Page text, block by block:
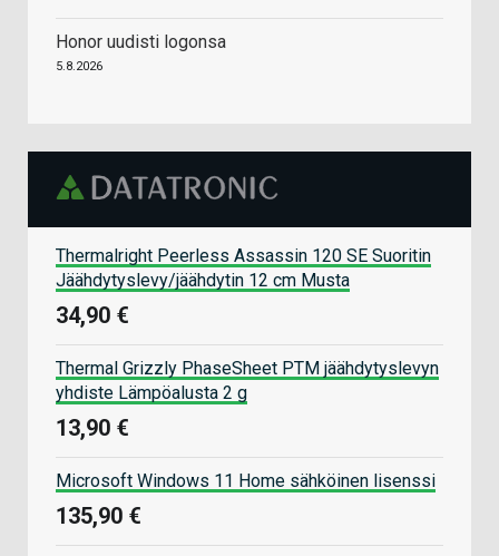
Honor uudisti logonsa
5.8.2026
Thermalright Peerless Assassin 120 SE Suoritin
Jäähdytyslevy/jäähdytin 12 cm Musta
34,90 €
Thermal Grizzly PhaseSheet PTM jäähdytyslevyn
yhdiste Lämpöalusta 2 g
13,90 €
Microsoft Windows 11 Home sähköinen lisenssi
135,90 €